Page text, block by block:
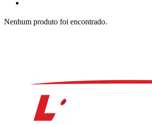
Nenhum produto foi encontrado.